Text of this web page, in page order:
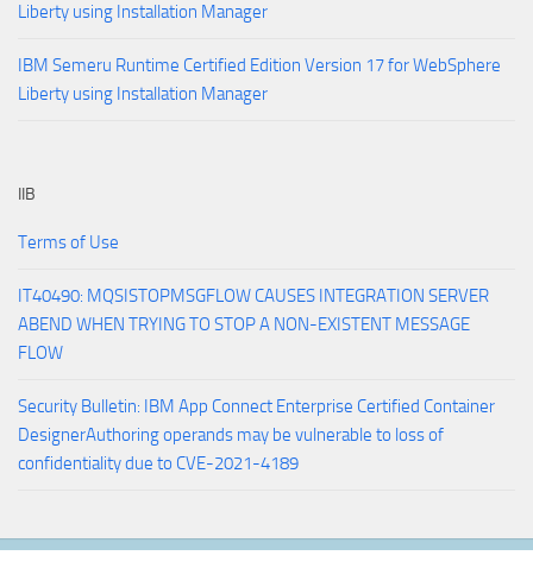
Liberty using Installation Manager
IBM Semeru Runtime Certified Edition Version 17 for WebSphere
Liberty using Installation Manager
IIB
Terms of Use
IT40490: MQSISTOPMSGFLOW CAUSES INTEGRATION SERVER
ABEND WHEN TRYING TO STOP A NON-EXISTENT MESSAGE
FLOW
Security Bulletin: IBM App Connect Enterprise Certified Container
DesignerAuthoring operands may be vulnerable to loss of
confidentiality due to CVE-2021-4189